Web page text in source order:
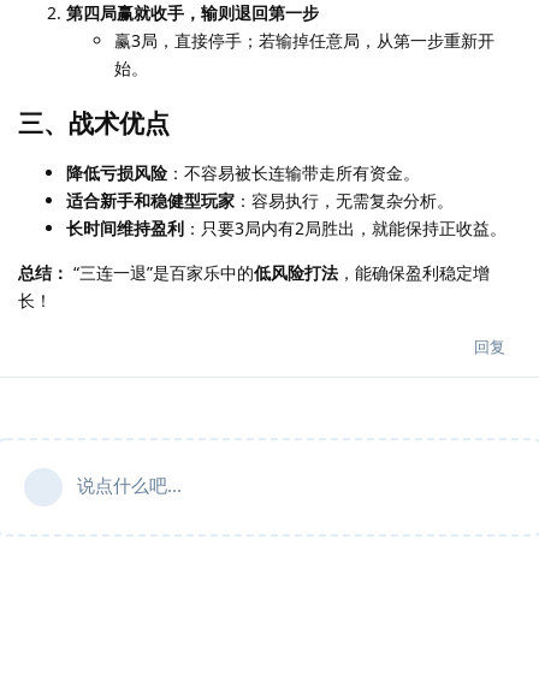
第四局赢就收手，输则退回第一步
赢3局，直接停手；若输掉任意局，从第一步重新开
始。
三、战术优点
降低亏损风险 ：不容易被长连输带走所有资金。
适合新手和稳健型玩家 ：容易执行，无需复杂分析。
长时间维持盈利 ：只要3局内有2局胜出，就能保持正收益。
总结： “三连一退”是百家乐中的低风险打法 ，能确保盈利稳定增
长！
回复
说点什么吧...